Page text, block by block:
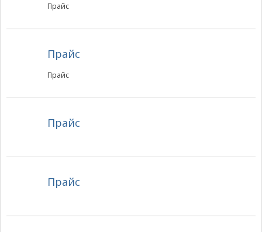
Прайс
Прайс
Прайс
Прайс
Прайс